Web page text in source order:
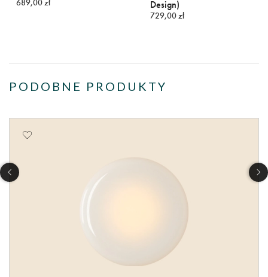
689,00 zł
Design)
729,00 zł
PODOBNE PRODUKTY